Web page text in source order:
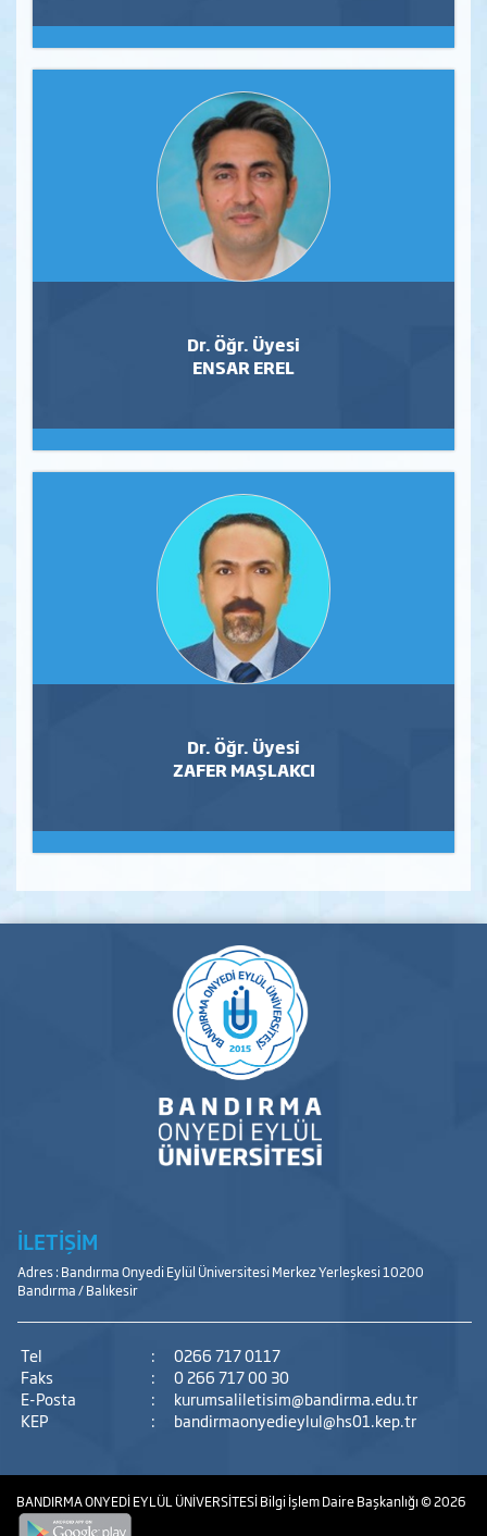
Dr. Öğr. Üyesi
ENSAR EREL
Dr. Öğr. Üyesi
ZAFER MAŞLAKCI
İLETİŞİM
Adres : Bandırma Onyedi Eylül Üniversitesi Merkez Yerleşkesi 10200
Bandırma / Balıkesir
Tel :
0266 717 0117
Faks
:
0 266 717 00 30
E-Posta
:
kurumsaliletisim@bandirma.edu.tr
KEP
: bandirmaonyedieylul@hs01.kep.tr
BANDIRMA ONYEDİ EYLÜL ÜNİVERSİTESİBilgi İşlem Daire Başkanlığı© 2026